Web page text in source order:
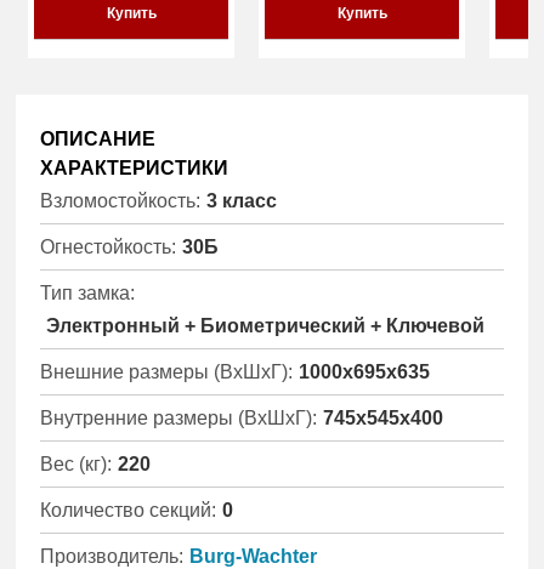
Купить Купить
ОПИСАНИЕ
ХАРАКТЕРИСТИКИ
Взломостойкость: 3 класс
Огнестойкость: 30Б
Тип замка:
Электронный + Биометрический + Ключевой
Внешние размеры (ВхШхГ): 1000x695x635
Внутренние размеры (ВхШхГ): 745x545x400
Вес (кг): 220
Количество секций: 0
Производитель: Burg-Wachter